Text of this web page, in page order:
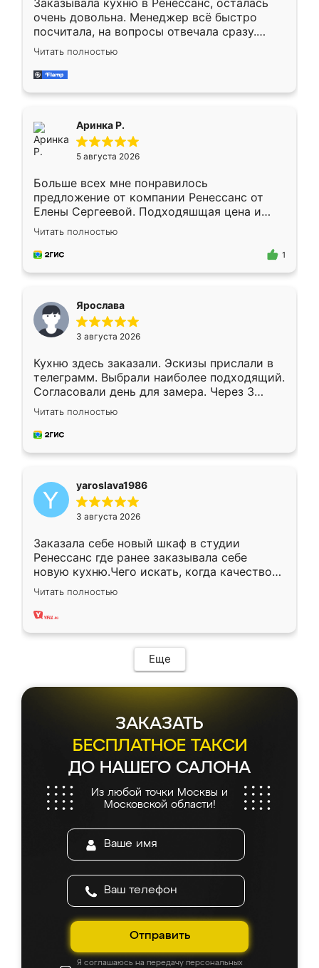
Заказывала кухню в Ренессанс, осталась
очень довольна. Менеджер всё быстро
посчитала, на вопросы отвечала сразу.
Замерщик приехал в субботу, подошёл к
делу со всей ответственностью. Собрали
за день, ребята работали аккуратно, даже
Читать полностью
Аринка Р.
5 августа 2026
Больше всех мне понравилось
предложение от компании Ренессанс от
Елены Сергеевой. Подходяшщая цена и
короткие сроки изготовления. Приехавший
для замера сотрудник Владислав
предложил по моему эскизу самый
Читать полностью
1
Ярослава
3 августа 2026
Кухню здесь заказали. Эскизы прислали в
телеграмм. Выбрали наиболее подходящий.
Согласовали день для замера. Через 3
недели кухня была уже готова. Остались
довольны работой. Спасибо Ренессанс
мебель за качественную работу!
Читать полностью
yaroslava1986
3 августа 2026
Заказала себе новый шкаф в студии
Ренессанс где ранее заказывала себе
новую кухню.Чего искать, когда качеством
вполне довольна. Служит кухня уже почти
два года, нареканий нет.
Читать полностью
Еще
ЗАКАЗАТЬ
БЕСПЛАТНОЕ ТАКСИ
ДО НАШЕГО САЛОНА
Из любой точки Москвы и
Московской области!
Отправить
Я соглашаюсь на передачу персональных